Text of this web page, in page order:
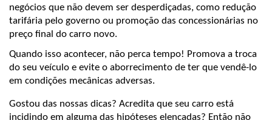
negócios que não devem ser desperdiçadas, como redução
tarifária pelo governo ou promoção das concessionárias no
preço final do carro novo.
Quando isso acontecer, não perca tempo! Promova a troca
do seu veículo e evite o aborrecimento de ter que vendê-lo
em condições mecânicas adversas.
Gostou das nossas dicas? Acredita que seu carro está
incidindo em alguma das hipóteses elencadas? Então não